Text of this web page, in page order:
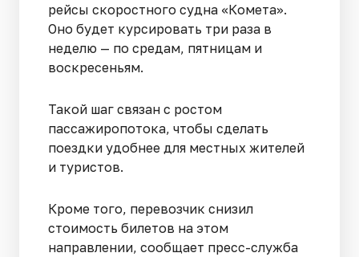
рейсы скоростного судна «Комета».
Оно будет курсировать три раза в
неделю — по средам, пятницам и
воскресеньям.
Такой шаг связан с ростом
пассажиропотока, чтобы сделать
поездки удобнее для местных жителей
и туристов.
Кроме того, перевозчик снизил
стоимость билетов на этом
направлении, сообщает пресс-служба